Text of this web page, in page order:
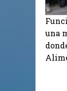
una